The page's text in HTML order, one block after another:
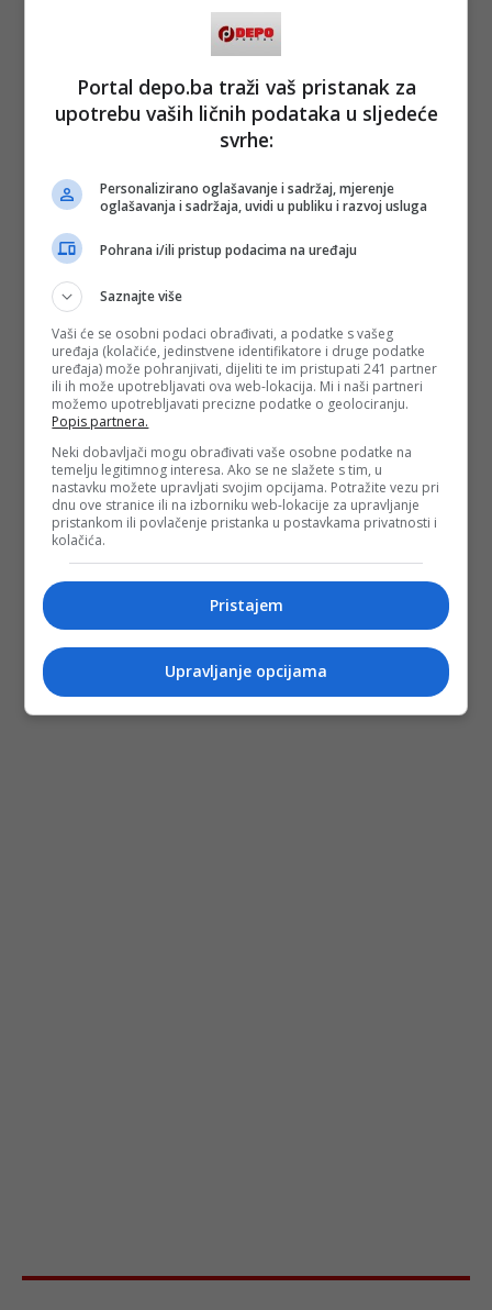
Portal depo.ba traži vaš pristanak za
upotrebu vaših ličnih podataka u sljedeće
svrhe:
Personalizirano oglašavanje i sadržaj, mjerenje
oglašavanja i sadržaja, uvidi u publiku i razvoj usluga
Pohrana i/ili pristup podacima na uređaju
Saznajte više
Vaši će se osobni podaci obrađivati, a podatke s vašeg
uređaja (kolačiće, jedinstvene identifikatore i druge podatke
uređaja) može pohranjivati, dijeliti te im pristupati 241 partner
ili ih može upotrebljavati ova web-lokacija. Mi i naši partneri
možemo upotrebljavati precizne podatke o geolociranju.
Popis partnera.
Neki dobavljači mogu obrađivati vaše osobne podatke na
temelju legitimnog interesa. Ako se ne slažete s tim, u
nastavku možete upravljati svojim opcijama. Potražite vezu pri
dnu ove stranice ili na izborniku web-lokacije za upravljanje
pristankom ili povlačenje pristanka u postavkama privatnosti i
kolačića.
Pristajem
Upravljanje opcijama